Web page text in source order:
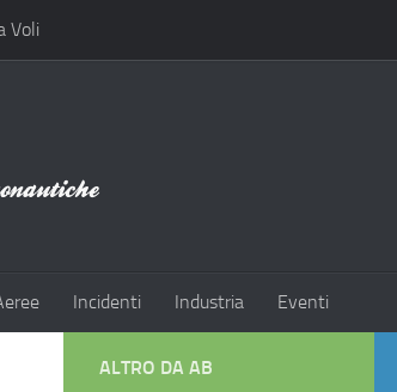
Voli
Incidenti Industria Eventi
ALTRO DA AB